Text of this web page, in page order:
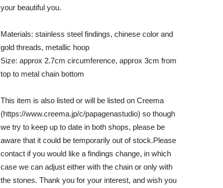
your beautiful you.
Materials: stainless steel findings, chinese color and
gold threads, metallic hoop
Size: approx 2.7cm circumference, approx 3cm from
top to metal chain bottom
This item is also listed or will be listed on Creema
(https://www.creema.jp/c/papagenastudio) so though
we try to keep up to date in both shops, please be
aware that it could be temporarily out of stock.Please
contact if you would like a findings change, in which
case we can adjust either with the chain or only with
the stones. Thank you for your interest, and wish you